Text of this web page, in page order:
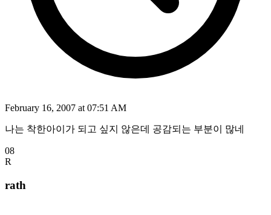
February 16, 2007 at 07:51 AM
나는 착한아이가 되고 싶지 않은데 공감되는 부분이 많네
08
R
rath